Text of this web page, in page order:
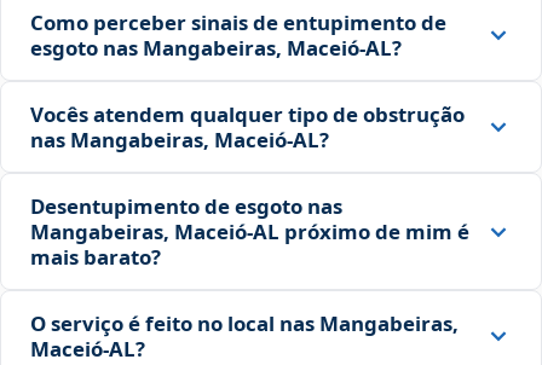
Como perceber sinais de entupimento de
esgoto nas Mangabeiras, Maceió‑AL?
Vocês atendem qualquer tipo de obstrução
nas Mangabeiras, Maceió‑AL?
Desentupimento de esgoto nas
Mangabeiras, Maceió‑AL próximo de mim é
mais barato?
O serviço é feito no local nas Mangabeiras,
Maceió‑AL?